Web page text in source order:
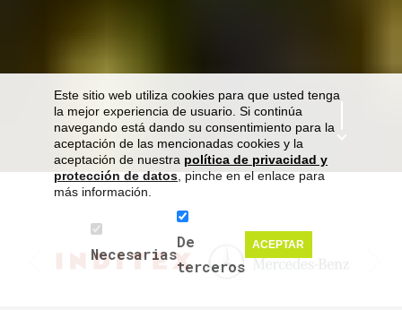
Este sitio web utiliza cookies para que usted tenga
la mejor experiencia de usuario. Si continúa
navegando está dando su consentimiento para la
aceptación de las mencionadas cookies y la
aceptación de nuestra política de privacidad y
protección de datos, pinche en el enlace para
más información.
Necesarias
De
terceros
ACEPTAR